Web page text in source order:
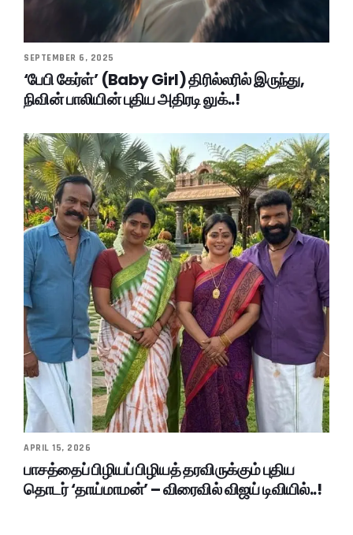
SEPTEMBER 6, 2025
‘பேபி கேர்ள்’ (Baby Girl) திரில்லரில் இருந்து,
நிவின் பாலியின் புதிய அதிரடி லுக்..!
APRIL 15, 2026
பாசத்தைப் பிழியப் பிழியத் தரவிருக்கும் புதிய
தொடர் ‘தாய்மாமன்’ – விரைவில் விஜய் டிவியில்..!